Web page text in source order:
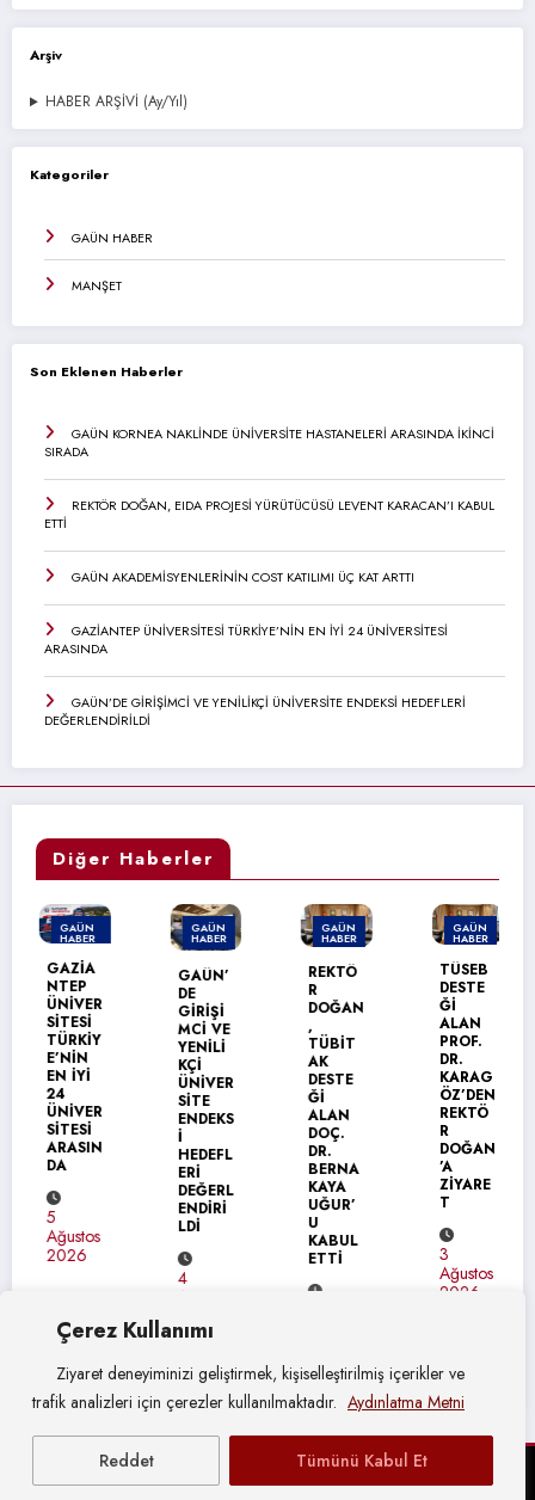
Çerez Kullanımı
Ziyaret deneyiminizi geliştirmek, kişiselleştirilmiş içerikler ve
trafik analizleri için çerezler kullanılmaktadır. Aydınlatma Metni
Reddet Tümünü Kabul Et
Arşiv
HABER ARŞİVİ (Ay/Yıl)
Kategoriler
GAÜN HABER
MANŞET
Son Eklenen Haberler
GAÜN KORNEA NAKLİNDE ÜNİVERSİTE HASTANELERİ ARASINDA İKİNCİ
SIRADA
REKTÖR DOĞAN, EIDA PROJESİ YÜRÜTÜCÜSÜ LEVENT KARACAN’I KABUL
ETTİ
GAÜN AKADEMİSYENLERİNİN COST KATILIMI ÜÇ KAT ARTTI
GAZİANTEP ÜNİVERSİTESİ TÜRKİYE’NİN EN İYİ 24 ÜNİVERSİTESİ
ARASINDA
GAÜN’DE GİRİŞİMCİ VE YENİLİKÇİ ÜNİVERSİTE ENDEKSİ HEDEFLERİ
DEĞERLENDİRİLDİ
Diğer Haberler
GAÜN
HABER
MANŞET
GAZİA
NTEP
ÜNİVER
SİTESİ
TÜRKİY
E’NİN
EN İYİ
24
ÜNİVER
SİTESİ
ARASIN
DA
5
Ağustos
2026
GAÜN
HABER
GAÜN’
DE
GİRİŞİ
MCİ VE
YENİLİ
KÇİ
ÜNİVER
SİTE
ENDEKS
İ
HEDEFL
ERİ
DEĞERL
ENDİRİ
LDİ
4
Ağustos
GAÜN
HABER
REKTÖ
R
DOĞAN
,
TÜBİT
AK
DESTE
Ğİ
ALAN
DOÇ.
DR.
BERNA
KAYA
UĞUR’
U
KABUL
ETTİ
GAÜN
HABER
TÜSEB
DESTE
Ğİ
ALAN
PROF.
DR.
KARAG
ÖZ’DEN
REKTÖ
R
DOĞAN
’A
ZİYARE
T
3
Ağustos
2026
© Gaziantep Üniversitesi Basın Yayın ve Halkla İlişkiler Müdürlüğü